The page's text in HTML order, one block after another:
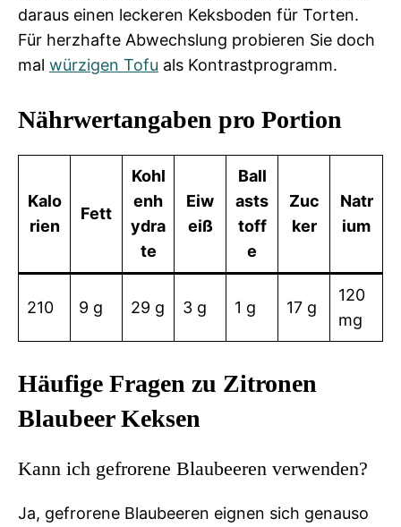
daraus einen leckeren Keksboden für Torten.
Für herzhafte Abwechslung probieren Sie doch
mal würzigen Tofu als Kontrastprogramm.
Nährwertangaben pro Portion
Kalo
rien
Fett
Kohl
enh
ydra
te
Eiw
eiß
Ball
asts
toff
e
Zuc
ker
Natr
ium
210 9 g 29 g 3 g 1 g 17 g
120
mg
Häufige Fragen zu Zitronen
Blaubeer Keksen
Kann ich gefrorene Blaubeeren verwenden?
Ja, gefrorene Blaubeeren eignen sich genauso